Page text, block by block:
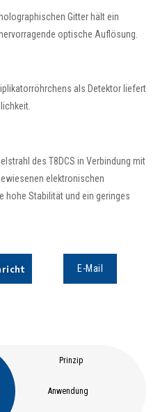
Gitter hält ein
optische Auflösung.
als Detektor liefert
des T8DCS in Verbindung mit
elektronischen
hohe Stabilität und ein geringes
E-Mail
Prinzip
Anwendung